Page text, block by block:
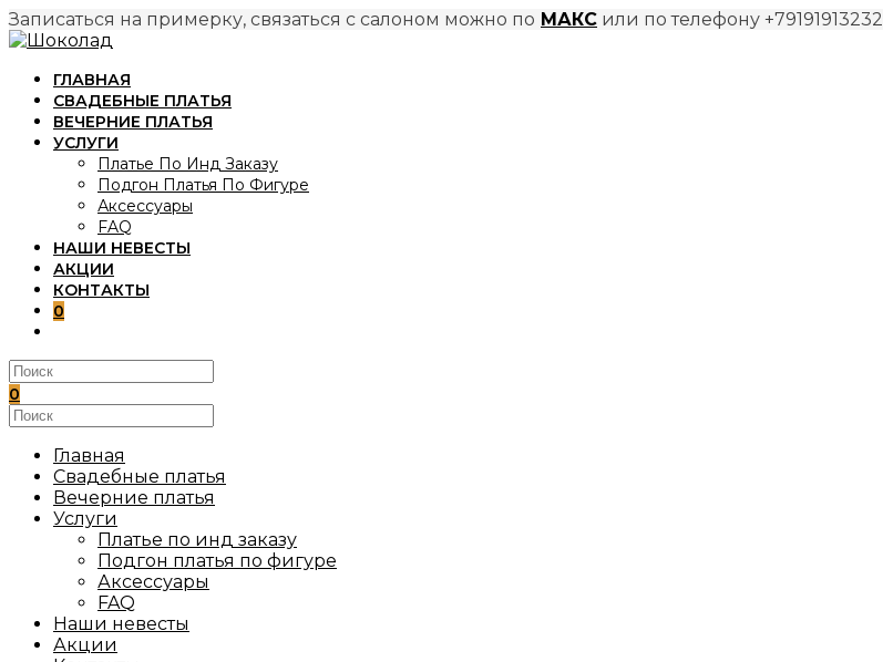
Записаться на примерку, связаться с салоном можно по МАКС или по телефону +79191913232
Перейти
содержимому
ГЛАВНАЯ
СВАДЕБНЫЕ ПЛАТЬЯ
ВЕЧЕРНИЕ ПЛАТЬЯ
УСЛУГИ
Платье По Инд Заказу
Подгон Платья По Фигуре
Аксессуары
FAQ
НАШИ НЕВЕСТЫ
АКЦИИ
КОНТАКТЫ
0
ПО
ВЕБ-
САЙТУ
0
Поиск
на
сайтеГлавная
Свадебные платья
Вечерние платья
Услуги
Платье по инд заказу
Подгон платья по фигуре
Аксессуары
FAQ
Наши невесты
Акции